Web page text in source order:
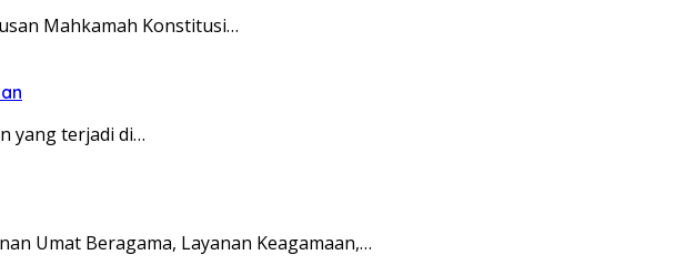
Mahkamah Konstitusi…
yang terjadi di…
Umat Beragama, Layanan Keagamaan,…